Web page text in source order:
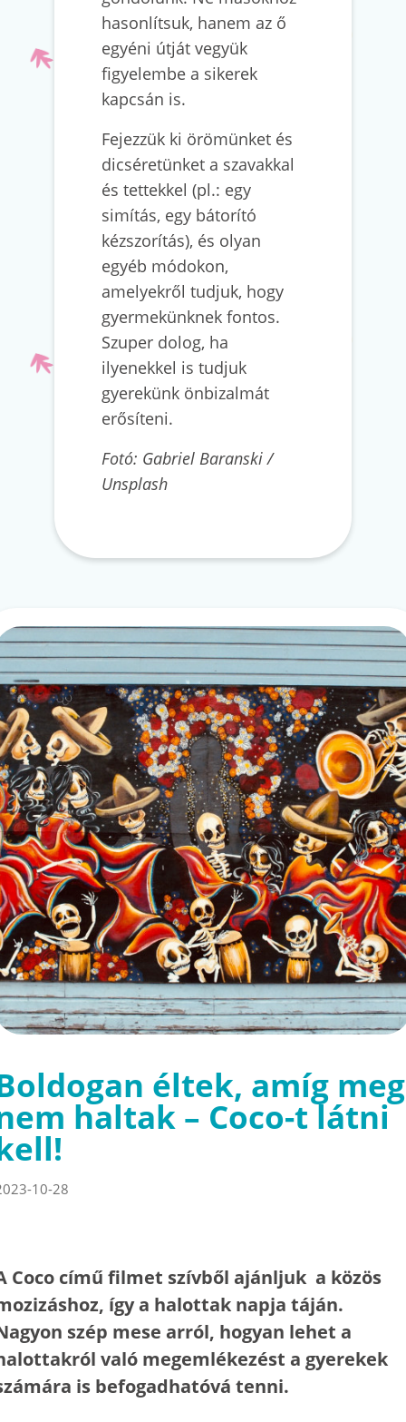
hasonlítsuk, hanem az ő
egyéni útját vegyük
figyelembe a sikerek
kapcsán is.
Fejezzük ki örömünket és
dicséretünket a szavakkal
és tettekkel (pl.: egy
simítás, egy bátorító
kézszorítás), és olyan
egyéb módokon,
amelyekről tudjuk, hogy
gyermekünknek fontos.
Szuper dolog, ha
ilyenekkel is tudjuk
gyerekünk önbizalmát
erősíteni.
Fotó: Gabriel Baranski /
Unsplash
éltek, amíg meg
haltak – Coco-t látni
10-28
Coco című filmet szívből ajánljuk a közös
így a halottak napja táján.
szép mese arról, hogyan lehet a
való megemlékezést a gyerekek
is befogadhatóvá tenni.